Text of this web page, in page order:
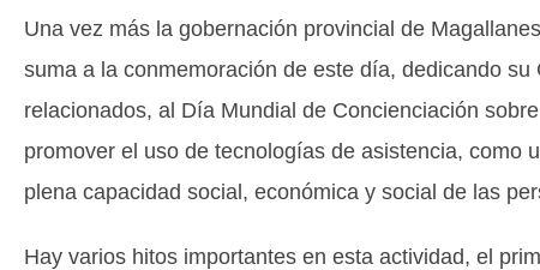
Una vez más la gobernación provincial de
suma a la conmemoración de este día, dedicando
relacionados, al Día Mundial de Concienciación
promover el uso de tecnologías de asistencia, como
plena capacidad social, económica y social de las
Hay varios hitos importantes en esta actividad, el